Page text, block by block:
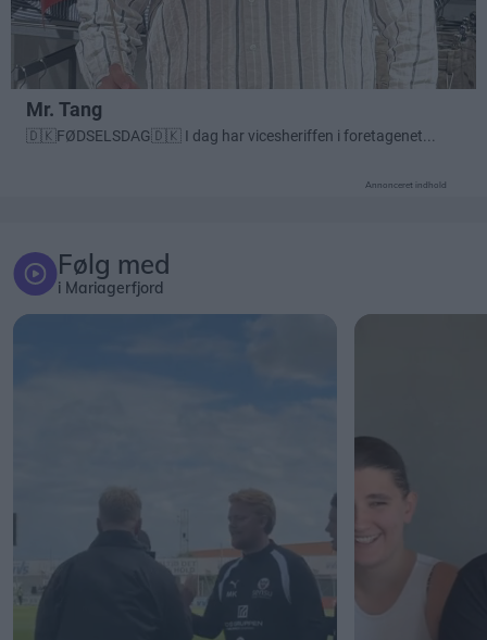
Annonceret indhold
Følg med
i Mariagerfjord